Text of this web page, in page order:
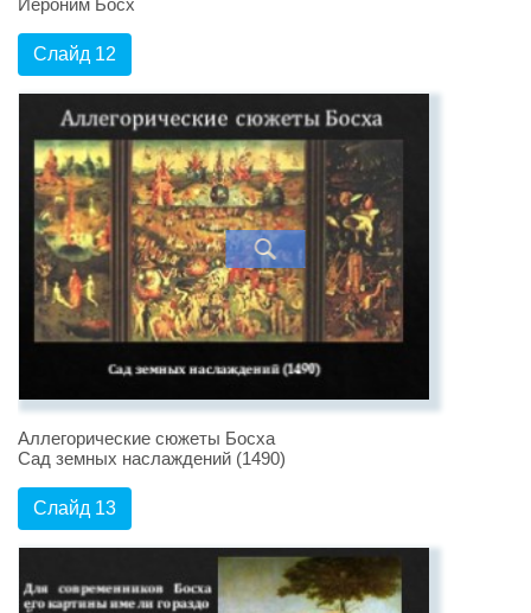
Иероним Босх
Слайд 12
Аллегорические сюжеты Босха
Сад земных наслаждений (1490)
Слайд 13